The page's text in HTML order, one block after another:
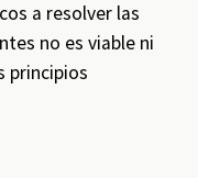
a resolver las
no es viable ni
principios